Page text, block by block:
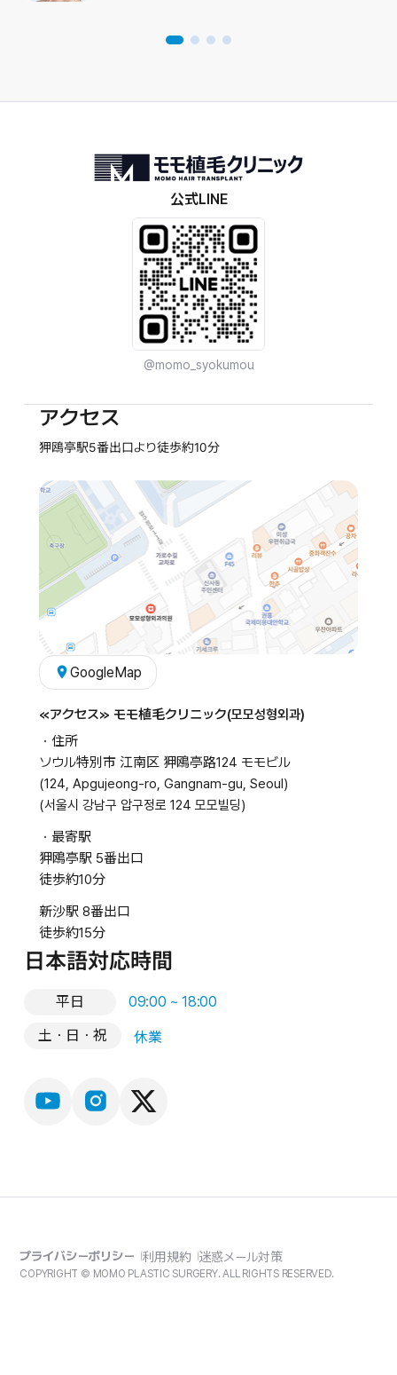
公式LINE
@momo_syokumou
日本語対応時間
平日
09:00 ~ 18:00
土・日・祝
休業
アクセス
狎鴎亭駅5番出口より徒歩約10分
GoogleMap
≪アクセス≫ モモ植毛クリニック(모모성형외과)
・住所
ソウル特別市 江南区 狎鴎亭路124 モモビル
(124, Apgujeong-ro, Gangnam-gu, Seoul)
(서울시 강남구 압구정로 124 모모빌딩)
・最寄駅
狎鴎亭駅 5番出口
徒歩約10分
新沙駅 8番出口
徒歩約15分
プライバシーポリシー 利用規約 迷惑メール対策
COPYRIGHT © MOMO PLASTIC SURGERY. ALL RIGHTS RESERVED.